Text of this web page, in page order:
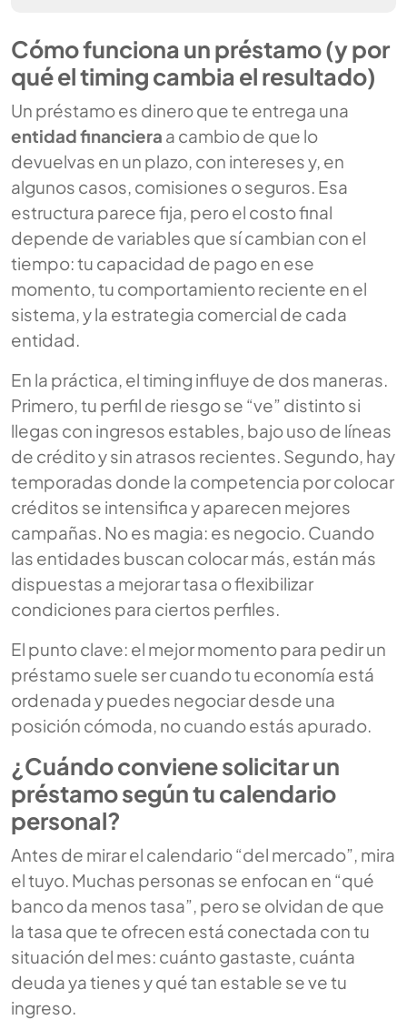
Cómo funciona un préstamo (y por
qué el timing cambia el resultado)
Un préstamo es dinero que te entrega una
entidad financiera a cambio de que lo
devuelvas en un plazo, con intereses y, en
algunos casos, comisiones o seguros. Esa
estructura parece fija, pero el costo final
depende de variables que sí cambian con el
tiempo: tu capacidad de pago en ese
momento, tu comportamiento reciente en el
sistema, y la estrategia comercial de cada
entidad.
En la práctica, el timing influye de dos maneras.
Primero, tu perfil de riesgo se “ve” distinto si
llegas con ingresos estables, bajo uso de líneas
de crédito y sin atrasos recientes. Segundo, hay
temporadas donde la competencia por colocar
créditos se intensifica y aparecen mejores
campañas. No es magia: es negocio. Cuando
las entidades buscan colocar más, están más
dispuestas a mejorar tasa o flexibilizar
condiciones para ciertos perfiles.
El punto clave: el mejor momento para pedir un
préstamo suele ser cuando tu economía está
ordenada y puedes negociar desde una
posición cómoda, no cuando estás apurado.
¿Cuándo conviene solicitar un
préstamo según tu calendario
personal?
Antes de mirar el calendario “del mercado”, mira
el tuyo. Muchas personas se enfocan en “qué
banco da menos tasa”, pero se olvidan de que
la tasa que te ofrecen está conectada con tu
situación del mes: cuánto gastaste, cuánta
deuda ya tienes y qué tan estable se ve tu
ingreso.